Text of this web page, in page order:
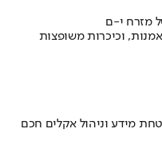
מזרח י-ם
וכיכרות משופצות
מידע וניהול אקלים חכם